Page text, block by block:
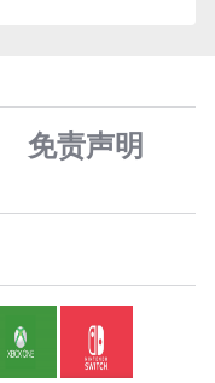
免责声明